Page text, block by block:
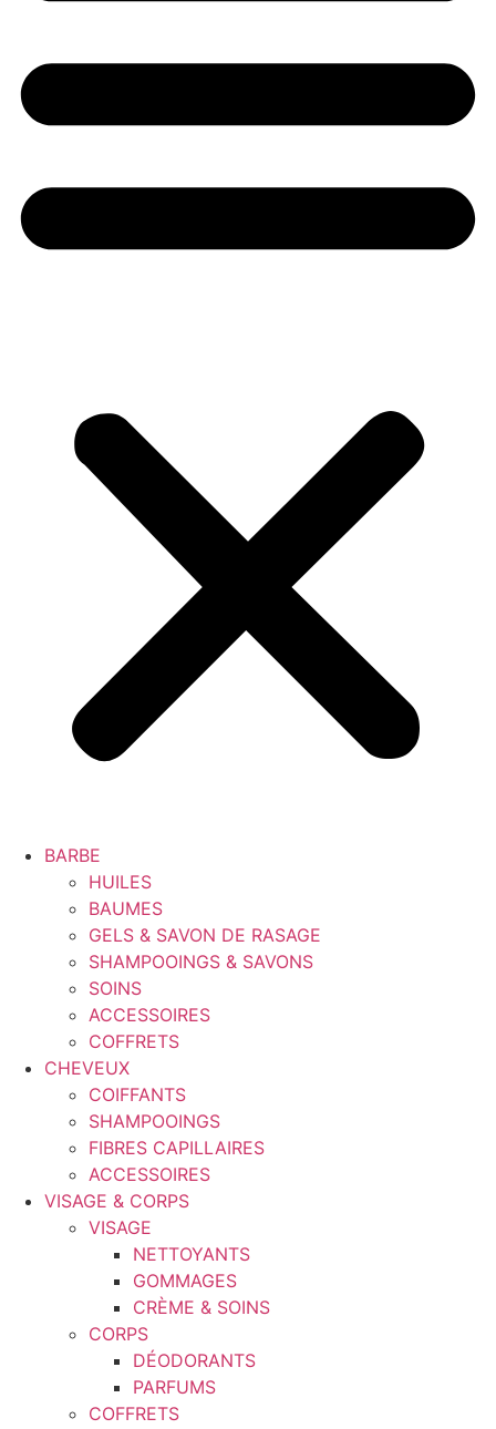
BARBE
HUILES
BAUMES
GELS & SAVON DE RASAGE
SHAMPOOINGS & SAVONS
SOINS
ACCESSOIRES
COFFRETS
CHEVEUX
COIFFANTS
SHAMPOOINGS
FIBRES CAPILLAIRES
ACCESSOIRES
VISAGE & CORPS
VISAGE
NETTOYANTS
GOMMAGES
CRÈME & SOINS
CORPS
DÉODORANTS
PARFUMS
COFFRETS